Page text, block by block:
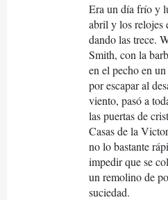
Era un día frío y
abril y los relojes
dando las trece.
Smith, con la
en el pecho en
por escapar al
viento, pasó a
las puertas de
Casas de la
no lo bastante
impedir que se
un remolino de
suciedad.